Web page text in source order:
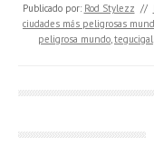
Publicado por: Rod Stylezz //
ciudades más peligrosas
peligrosa mundo,